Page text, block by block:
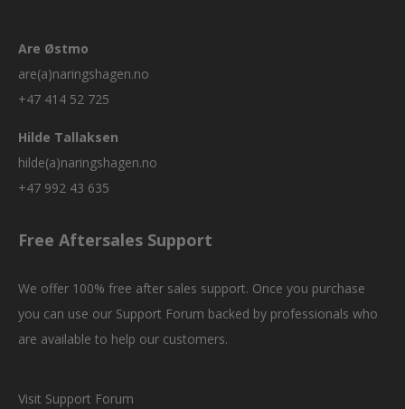
Are Østmo
are(a)naringshagen.no
+47 414 52 725
Hilde Tallaksen
hilde(a)naringshagen.no
+47 992 43 635
Free Aftersales Support
We offer 100% free after sales support. Once you purchase
you can use our Support Forum backed by professionals who
are available to help our customers.
Visit Support Forum